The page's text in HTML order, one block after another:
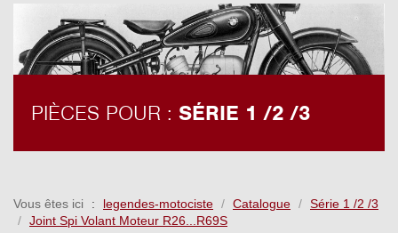
PIÈCES POUR : SÉRIE 1 /2 /3
Vous êtes ici legendes-motociste Catalogue
Série 1 /2 /3
Joint Spi Volant Moteur R26...R69S